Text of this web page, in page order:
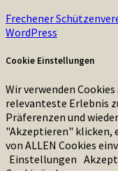
Frechener
WordPress
Cookie Einstellungen
Wir verwenden
relevanteste Erlebnis
Präferenzen und
"Akzeptieren" klicken,
von ALLEN Cookies
Einstellungen